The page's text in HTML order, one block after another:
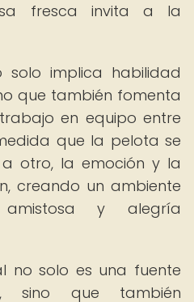
fresca invita a la
solo implica habilidad
que también fomenta
en equipo entre
que la pelota se
otro, la emoción y la
creando un ambiente
y alegría
no solo es una fuente
sino que también